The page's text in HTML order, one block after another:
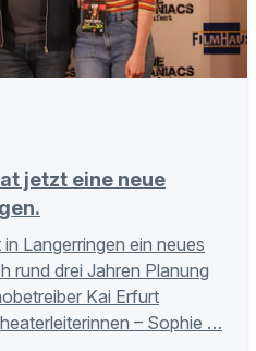
jetzt eine neue
Langerringen ein neues
rund drei Jahren Planung
Kai Erfurt
– Sophie …